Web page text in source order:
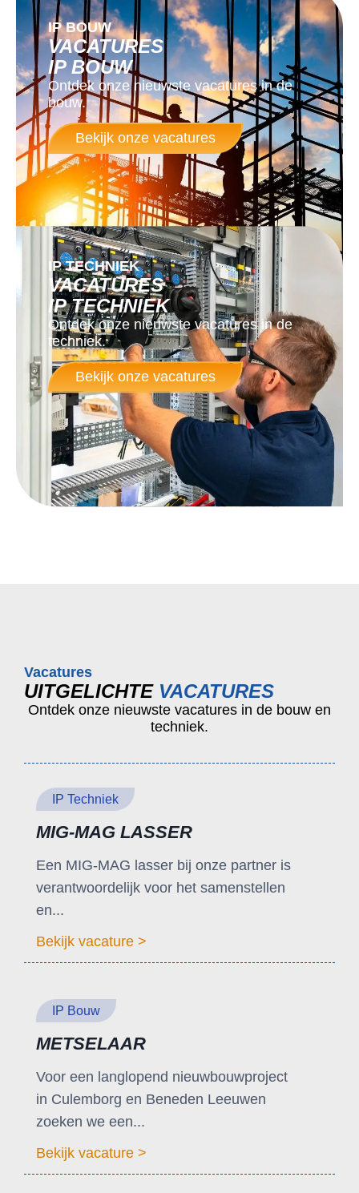
IP BOUW
VACATURES
IP BOUW
Ontdek onze nieuwste vacatures in de
bouw.
Bekijk onze vacatures
IP TECHNIEK
VACATURES
IP TECHNIEK
Ontdek onze nieuwste vacatures in de
techniek.
Bekijk onze vacatures
Vacatures
UITGELICHTEVACATURES
Ontdek onze nieuwste vacatures in de bouw en
techniek.
IP Techniek
MIG-MAG LASSER
Een MIG-MAG lasser bij onze partner is
verantwoordelijk voor het samenstellen
en...
Bekijk vacature >
IP Bouw
METSELAAR
Voor een langlopend nieuwbouwproject
in Culemborg en Beneden Leeuwen
zoeken we een...
Bekijk vacature >